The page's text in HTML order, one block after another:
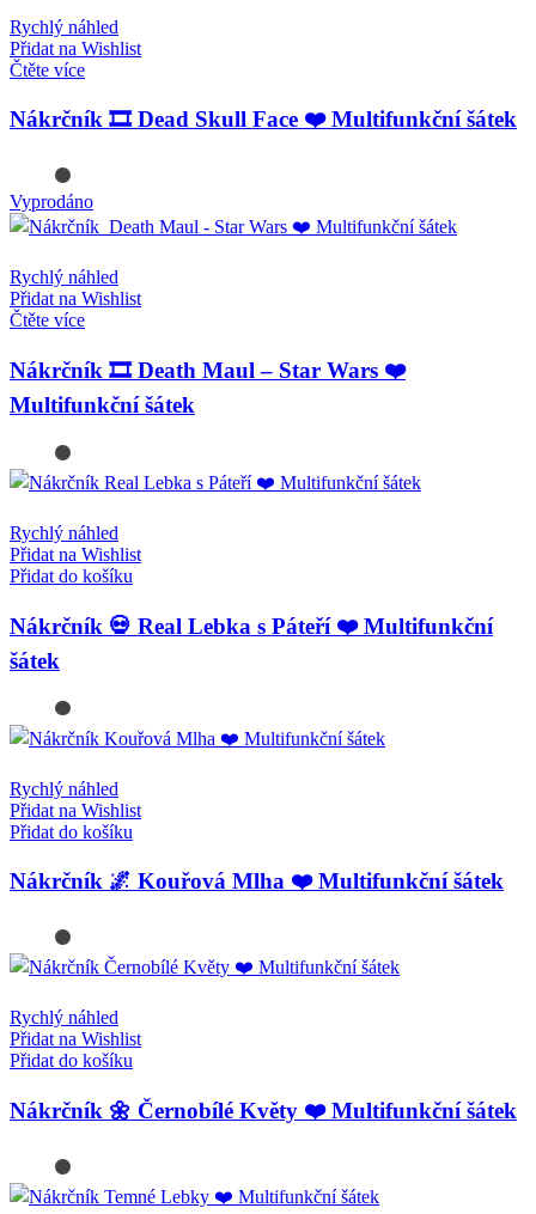
Rychlý náhled
Přidat na Wishlist
Čtěte více
Nákrčník 🎞️ Dead Skull Face ❤️ Multifunkční šátek
Vyprodáno
Rychlý náhled
Přidat na Wishlist
Čtěte více
Nákrčník 🎞️ Death Maul – Star Wars ❤️
Multifunkční šátek
Rychlý náhled
Přidat na Wishlist
Přidat do košíku
Nákrčník 💀 Real Lebka s Páteří ❤️ Multifunkční
šátek
Rychlý náhled
Přidat na Wishlist
Přidat do košíku
Nákrčník 🌌 Kouřová Mlha ❤️ Multifunkční šátek
Rychlý náhled
Přidat na Wishlist
Přidat do košíku
Nákrčník 🌼 Černobílé Květy ❤️ Multifunkční šátek